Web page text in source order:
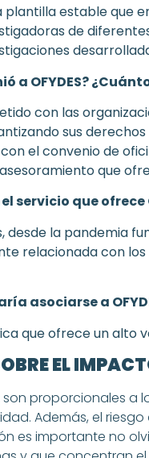
plantilla estable que
de
a OFYDES?
con las
sus
el convenio de
que
servicio que ofrece
desde la pandemia
relacionada con
asociarse a
que ofrece un
EL
son proporcionales a
Además, el
es importante no